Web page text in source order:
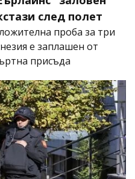
след полет
проба за три
е заплашен от
присъда